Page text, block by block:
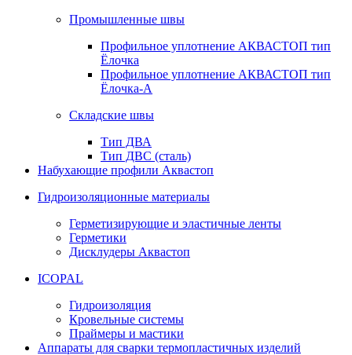
Промышленные швы
Профильное уплотнение АКВАСТОП тип
Ёлочка
Профильное уплотнение АКВАСТОП тип
Ёлочка-А
Складские швы
Тип ДВА
Тип ДВС (сталь)
Набухающие профили Аквастоп
Гидроизоляционные материалы
Герметизирующие и эластичные ленты
Герметики
Дисклудеры Аквастоп
ICOPAL
Гидроизоляция
Кровельные системы
Праймеры и мастики
Аппараты для сварки термопластичных изделий